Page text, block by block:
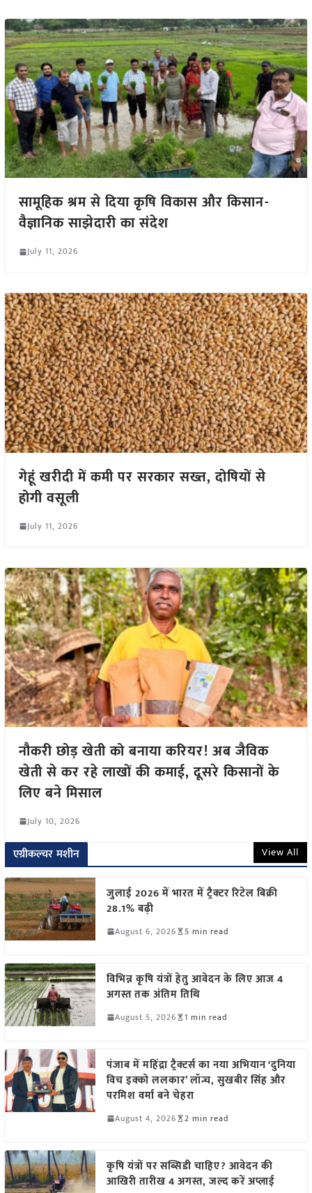
सामूहिक श्रम से दिया कृषि विकास और किसान-
वैज्ञानिक साझेदारी का संदेश
July 11, 2026
गेहूं खरीदी में कमी पर सरकार सख्त, दोषियों से
होगी वसूली
July 11, 2026
नौकरी छोड़ खेती को बनाया करियर! अब जैविक
खेती से कर रहे लाखों की कमाई, दूसरे किसानों के
लिए बने मिसाल
July 10, 2026
एग्रीकल्चर मशीन View All
जुलाई 2026 में भारत में ट्रैक्टर रिटेल बिक्री
28.1% बढ़ी
August 6, 2026 5 min read
विभिन्न कृषि यंत्रों हेतु आवेदन के लिए आज 4
अगस्त तक अंतिम तिथि
August 5, 2026 1 min read
पंजाब में महिंद्रा ट्रैक्टर्स का नया अभियान ‘दुनिया
विच इक्को ललकार’ लॉन्च, सुखबीर सिंह और
परमिश वर्मा बने चेहरा
August 4, 2026 2 min read
कृषि यंत्रों पर सब्सिडी चाहिए? आवेदन की
आखिरी तारीख 4 अगस्त, जल्द करें अप्लाई